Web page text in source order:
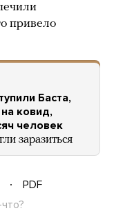
привело
Баста,
ковид,
человек
заразиться
PDF